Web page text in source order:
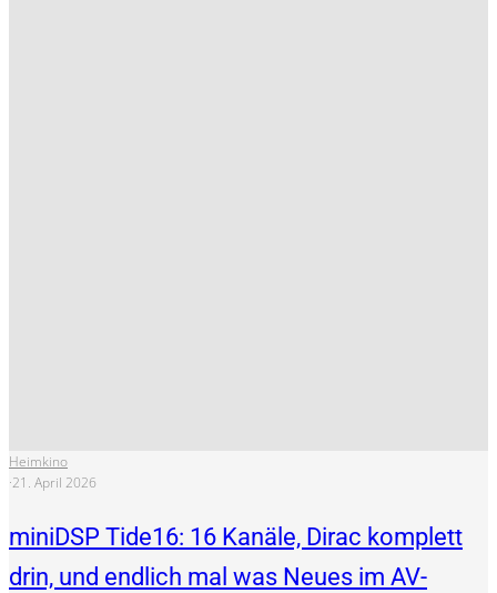
Heimkino
·21. April 2026
miniDSP Tide16: 16 Kanäle, Dirac komplett
drin, und endlich mal was Neues im AV-